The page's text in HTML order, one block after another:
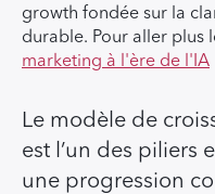
growth fondée sur la
durable. Pour aller plus
marketing à l'ère de l'IA
Le modèle de
est l’un des piliers
une progression